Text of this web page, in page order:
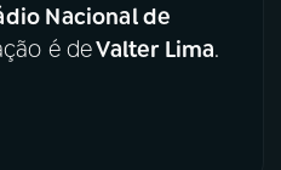
Nacional de
é deValter Lima.